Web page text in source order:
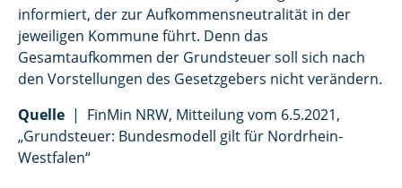
informiert, der zur Aufkommensneutralität in der
jeweiligen Kommune führt. Denn das
Gesamtaufkommen der Grundsteuer soll sich nach
den Vorstellungen des Gesetzgebers nicht verändern.
Quelle | FinMin NRW, Mitteilung vom 6.5.2021,
„Grundsteuer: Bundesmodell gilt für Nordrhein-
Westfalen“